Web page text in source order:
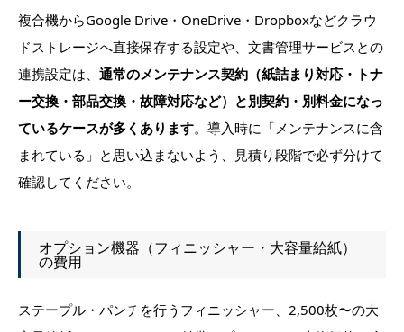
複合機からGoogle Drive・OneDrive・Dropboxなどクラウ
ドストレージへ直接保存する設定や、文書管理サービスとの
連携設定は、 通常のメンテナンス契約（紙詰まり対応・トナ
ー交換・部品交換・故障対応など）と別契約・別料金になっ
ているケースが多くあります。導入時に「メンテナンスに含
まれている」と思い込まないよう、見積り段階で必ず分けて
確認してください。
オプション機器（フィニッシャー・大容量給紙）
の費用
ステープル・パンチを行うフィニッシャー、2,500枚〜の大